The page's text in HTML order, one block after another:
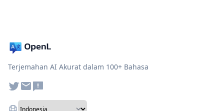
Terjemahan AI Akurat dalam 100+ Bahasa